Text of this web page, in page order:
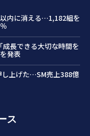
以内に消える…1,182組を
長できる大切な時間を
発表
し上げた…SM売上388億
ス